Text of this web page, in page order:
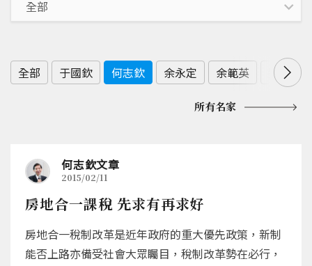
全部 于國欽 何志欽 余永定 余範英 劉佩真
所有名家
何志欽文章
2015/02/11
房地合一課稅 先求有再求好
房地合一稅制改革是近年政府的重大優先政策，新制
能否上路亦備受社會大眾矚目，稅制改革勢在必行，